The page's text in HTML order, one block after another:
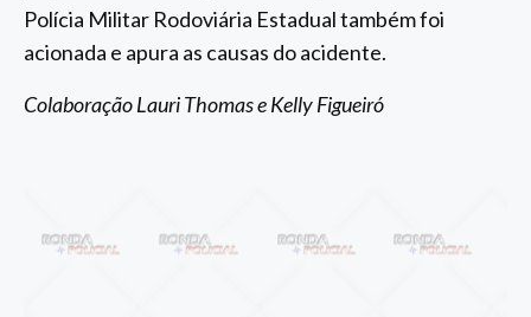
Polícia Militar Rodoviária Estadual também foi
acionada e apura as causas do acidente.
Colaboração Lauri Thomas e Kelly Figueiró